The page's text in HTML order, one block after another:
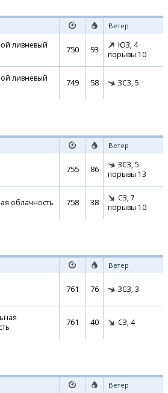
Ветер
ливневый
750 93 ЮЗ, 4
порывы 10
ливневый
749 58 ЗСЗ, 5
Ветер
755 86 ЗСЗ, 5
порывы 13
облачность 758 38 СЗ, 7
порывы 10
Ветер
761 76 ЗСЗ, 3
761 40 СЗ, 4
Ветер